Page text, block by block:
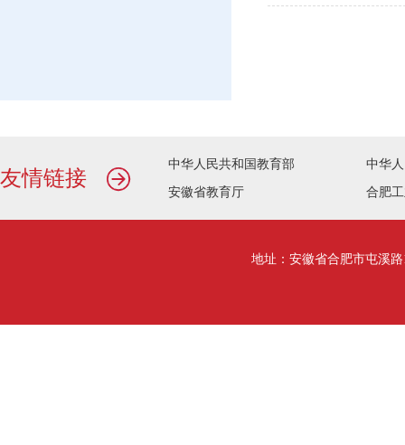
友情链接
中华人民共和国教育部 中华
安徽省教育厅 合肥
地址：安徽省合肥市屯溪